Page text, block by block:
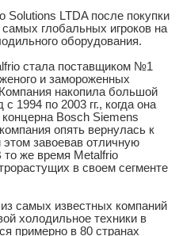
Solutions LTDA после покупки
глобальных игроков на
оборудования.
стала поставщиком №1
и замороженных
накопила большой
1994 по 2003 гг., когда она
Bosch Siemens
опять вернулась к
завоевав отличную
же время Metalfrio
в своем сегменте
самых известных компаний
холодильное техники в
примерно в 80 странах